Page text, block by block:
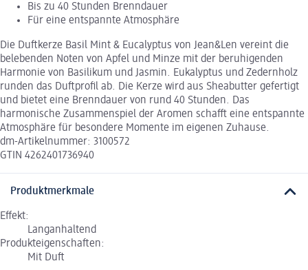
Bis zu 40 Stunden Brenndauer
Für eine entspannte Atmosphäre
Die Duftkerze Basil Mint & Eucalyptus von Jean&Len vereint die
belebenden Noten von Apfel und Minze mit der beruhigenden
Harmonie von Basilikum und Jasmin. Eukalyptus und Zedernholz
runden das Duftprofil ab. Die Kerze wird aus Sheabutter gefertigt
und bietet eine Brenndauer von rund 40 Stunden. Das
harmonische Zusammenspiel der Aromen schafft eine entspannte
Atmosphäre für besondere Momente im eigenen Zuhause.
dm-Artikelnummer: 3100572
GTIN 4262401736940
Produktmerkmale
Effekt:
Langanhaltend
Produkteigenschaften:
Mit Duft